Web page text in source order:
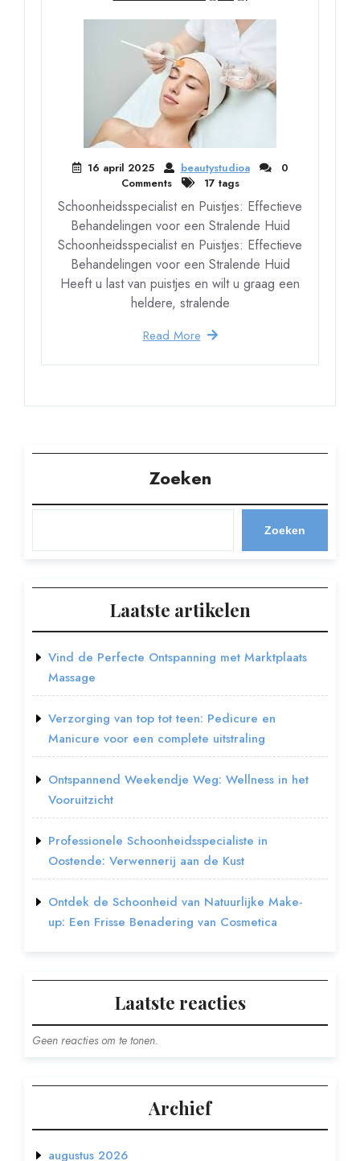
16 april 2025 beautystudioa
0
Comments
17 tags
Schoonheidsspecialist en Puistjes: Effectieve
Behandelingen voor een Stralende Huid
Schoonheidsspecialist en Puistjes: Effectieve
Behandelingen voor een Stralende Huid
Heeft u last van puistjes en wilt u graag een
heldere, stralende
Read More
Zoeken
Zoeken
Laatste artikelen
Vind de Perfecte Ontspanning met Marktplaats
Massage
Verzorging van top tot teen: Pedicure en
Manicure voor een complete uitstraling
Ontspannend Weekendje Weg: Wellness in het
Vooruitzicht
Professionele Schoonheidsspecialiste in
Oostende: Verwennerij aan de Kust
Ontdek de Schoonheid van Natuurlijke Make-
up: Een Frisse Benadering van Cosmetica
Laatste reacties
Geen reacties om te tonen.
Archief
augustus 2026